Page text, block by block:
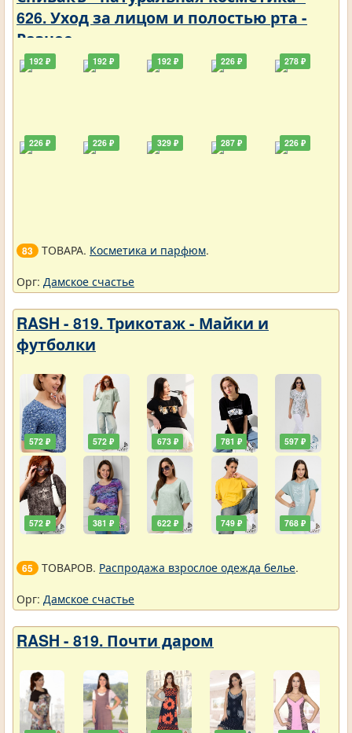
626. Уход за лицом и полостью рта -
Разное
192 ₽
226 ₽
192 ₽
226 ₽
192 ₽
329 ₽
226 ₽
287 ₽
278 ₽
226 ₽
83 ТОВАРА. Косметика и парфюм.
Орг: Дамское счастье
RASH - 819. Трикотаж - Майки и
футболки
572 ₽
572 ₽
572 ₽
381 ₽
673 ₽
622 ₽
781 ₽
749 ₽
597 ₽
768 ₽
65 ТОВАРОВ. Распродажа взрослое одежда белье.
Орг: Дамское счастье
RASH - 819. Почти даром